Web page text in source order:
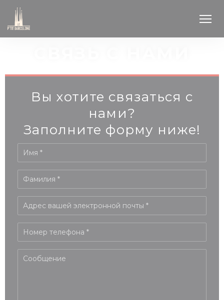
Вы хотите связаться с
нами?
Заполните форму ниже!